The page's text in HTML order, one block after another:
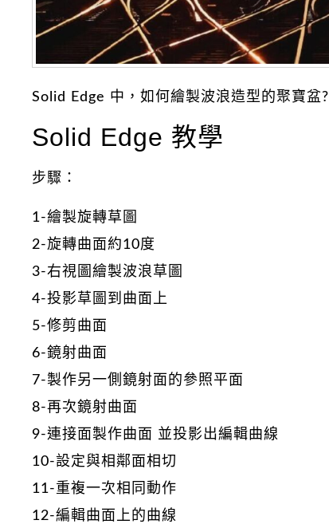
Solid Edge 中，如何繪製波浪造型的聚寶盆?
Solid Edge 教學
步驟：
1-繪製旋轉草圖
2-旋轉曲面約10度
3-右視圖繪製波浪草圖
4-投影草圖到曲面上
5-修剪曲面
6-鏡射曲面
7-製作另一側鏡射面的參照平面
8-再次鏡射曲面
9-連接面製作曲面 並投影出編輯曲線
10-設定與相鄰面相切
11-重複一次相同動作
12-編輯曲面上的曲線